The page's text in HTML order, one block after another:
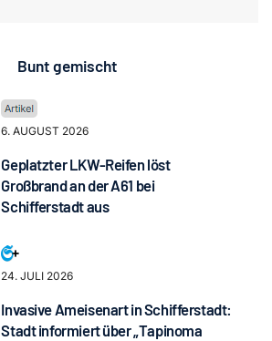
Bunt gemischt
6. AUGUST 2026
Geplatzter LKW-Reifen löst
Großbrand an der A61 bei
Schifferstadt aus
24. JULI 2026
Invasive Ameisenart in Schifferstadt:
Stadt informiert über „Tapinoma